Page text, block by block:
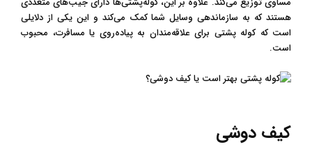
هستند که به سازماندهی وسایل شما کمک می‌کند و این یکی از دلایلی
است که کوله پشتی برای علاقه‌مندان به پیاده‌روی یا مسافرت، محبوب
است.
کیف دوشی